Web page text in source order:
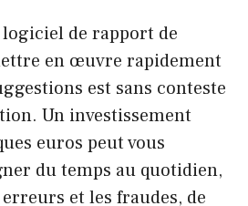
logiciel de rapport de
en œuvre rapidement
est sans conteste
Un investissement
euros peut vous
du temps au quotidien,
et les fraudes, de